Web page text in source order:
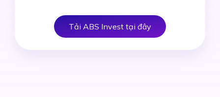
Tải ABS Invest tại đây